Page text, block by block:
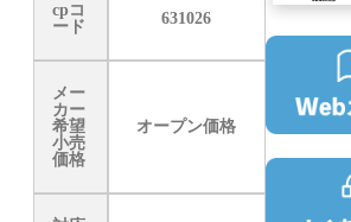
cpコ
ード
631026
メー
カー
希望
小売
価格
オープン価格